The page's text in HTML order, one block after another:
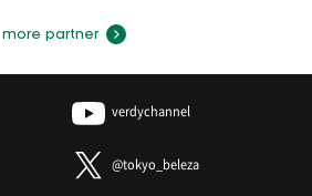
more partner
verdychannel
@tokyo_beleza